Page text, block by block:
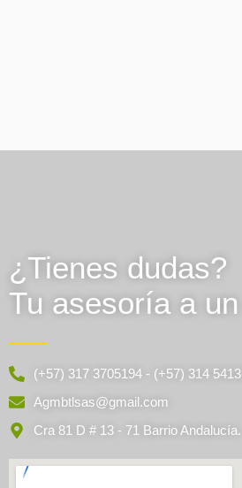
¿Tienes dudas?
Tu asesoría a
(+57) 317 3705194 - (+57) 314
Agmbtlsas@gmail.com
Cra 81 D # 13 - 71 Barrio Andalucía.